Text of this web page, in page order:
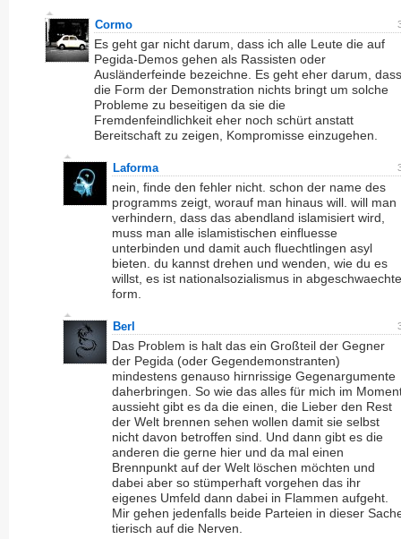
Cormo
Es geht gar nicht darum, dass ich alle Leute die auf
Pegida-Demos gehen als Rassisten oder
Ausländerfeinde bezeichne. Es geht eher darum, dass
die Form der Demonstration nichts bringt um solche
Probleme zu beseitigen da sie die
Fremdenfeindlichkeit eher noch schürt anstatt
Bereitschaft zu zeigen, Kompromisse einzugehen.
Laforma
nein, finde den fehler nicht. schon der name des
programms zeigt, worauf man hinaus will. will man
verhindern, dass das abendland islamisiert wird,
muss man alle islamistischen einfluesse
unterbinden und damit auch fluechtlingen asyl
bieten. du kannst drehen und wenden, wie du es
willst, es ist nationalsozialismus in
form.
Berl
Das Problem is halt das ein Großteil der Gegner
der Pegida (oder Gegendemonstranten)
mindestens genauso hirnrissige Gegenargumente
daherbringen. So wie das alles für mich im
aussieht gibt es da die einen, die Lieber den Rest
der Welt brennen sehen wollen damit sie selbst
nicht davon betroffen sind. Und dann gibt es die
anderen die gerne hier und da mal einen
Brennpunkt auf der Welt löschen möchten und
dabei aber so stümperhaft vorgehen das ihr
eigenes Umfeld dann dabei in Flammen aufgeht.
Mir gehen jedenfalls beide Parteien in dieser
tierisch auf die Nerven.